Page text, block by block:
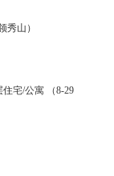
秀山）
宅/公寓 （8-29